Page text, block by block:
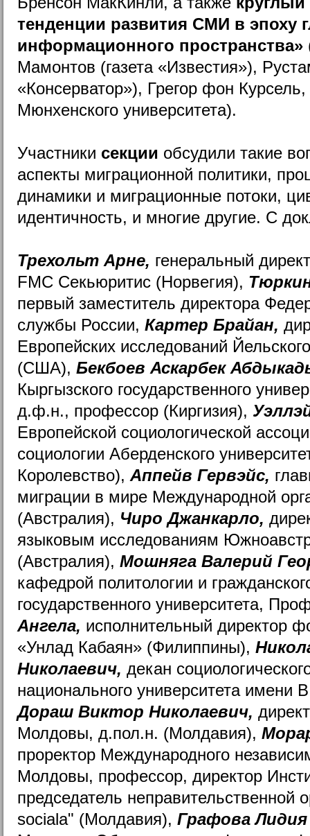
тенденции развития СМИ в эпоху
информационного пространства»
Мамонтов (газета «Известия»),
«Консерватор»), Грегор фон
Мюнхенского университета).
Участники секции обсудили такие
аспекты миграционной политики,
динамики и миграционные потоки,
идентичность, и многие другие. С
Трехольт Арне, генеральный
FMC Секьюритис (Норвегия),
первый заместитель директора
службы России, Картер Брайан,
Европейских исследований
(США), Бекбоев Аскарбек
Кыргызского государственного
д.ф.н., профессор (Киргизия),
Европейской социологической
социологии Аберденского
Королевство), Аппейв Гервэйс,
миграции в мире Международной
(Австралия), Чиро Джанкарло,
языковым исследованиям
(Австралия), Мошняга Валерий
кафедрой политологии и
государственного университета,
Ангела, исполнительный директор
«Унлад Кабаян» (Филиппины),
Николаевич, декан
национального университета имени
Дораш Виктор Николаевич,
Молдовы, д.пол.н. (Молдавия),
проректор Международного
Молдовы, профессор, директор
председатель неправительственной
sociala" (Молдавия), Графова